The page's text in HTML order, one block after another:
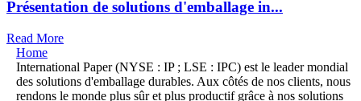
Présentation de solutions d'emballage in...
Read More
Home
International Paper (NYSE : IP ; LSE : IPC) est le leader mondial
des solutions d'emballage durables. Aux côtés de nos clients, nous
rendons le monde plus sûr et plus productif grâce à nos solutions